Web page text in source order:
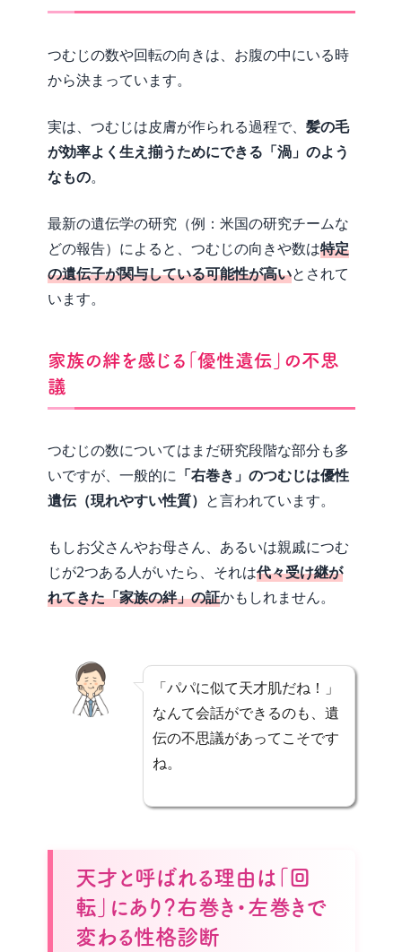
つむじの数や回転の向きは、お腹の中にいる時
から決まっています。
実は、つむじは皮膚が作られる過程で、 髪の毛
が効率よく生え揃うためにできる「渦」のよう
なもの。
最新の遺伝学の研究（例：米国の研究チームな
どの報告）によると、つむじの向きや数は特定
の遺伝子が関与している可能性が高いとされて
います。
家族の絆を感じる「優性遺伝」の不思
議
つむじの数についてはまだ研究段階な部分も多
いですが、一般的に 「右巻き」のつむじは優性
遺伝（現れやすい性質） と言われています。
もしお父さんやお母さん、あるいは親戚につむ
じが2つある人がいたら、それは代々受け継が
れてきた「家族の絆」の証かもしれません。
「パパに似て天才肌だね！」
なんて会話ができるのも、遺
伝の不思議があってこそです
ね。
天才と呼ばれる理由は「回
転」にあり？右巻き・左巻きで
変わる性格診断